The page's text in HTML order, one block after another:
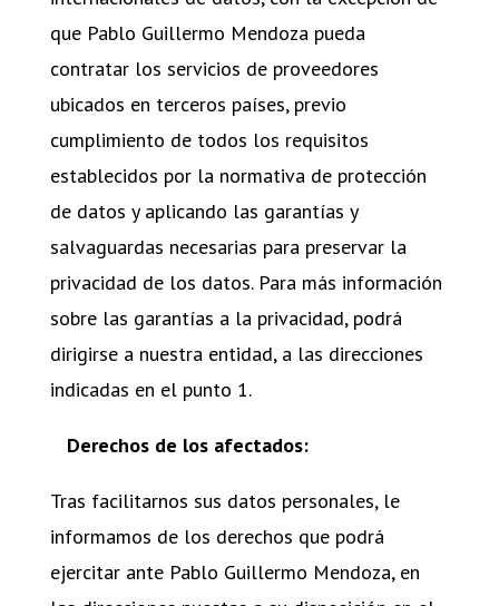
que Pablo Guillermo Mendoza pueda
contratar los servicios de proveedores
ubicados en terceros países, previo
cumplimiento de todos los requisitos
establecidos por la normativa de protección
de datos y aplicando las garantías y
salvaguardas necesarias para preservar la
privacidad de los datos. Para más información
sobre las garantías a la privacidad, podrá
dirigirse a nuestra entidad, a las direcciones
indicadas en el punto 1.
Derechos de los afectados:
Tras facilitarnos sus datos personales, le
informamos de los derechos que podrá
ejercitar ante Pablo Guillermo Mendoza, en